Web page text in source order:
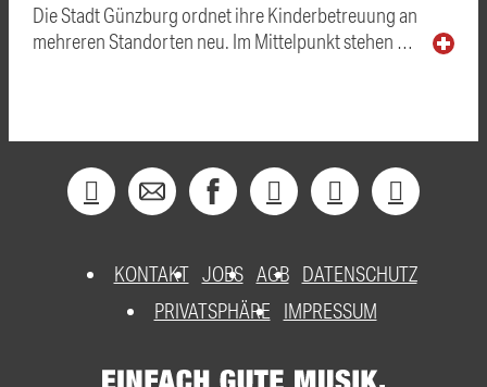
Die Stadt Günzburg ordnet ihre Kinderbetreuung an
mehreren Standorten neu. Im Mittelpunkt stehen …
KONTAKT JOBS AGB DATENSCHUTZ
PRIVATSPHÄRE
IMPRESSUM